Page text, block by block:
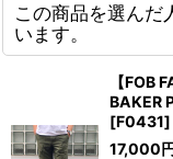
この商品を選んだ
います。
【FOB
BAKER
[F0431]
17,000